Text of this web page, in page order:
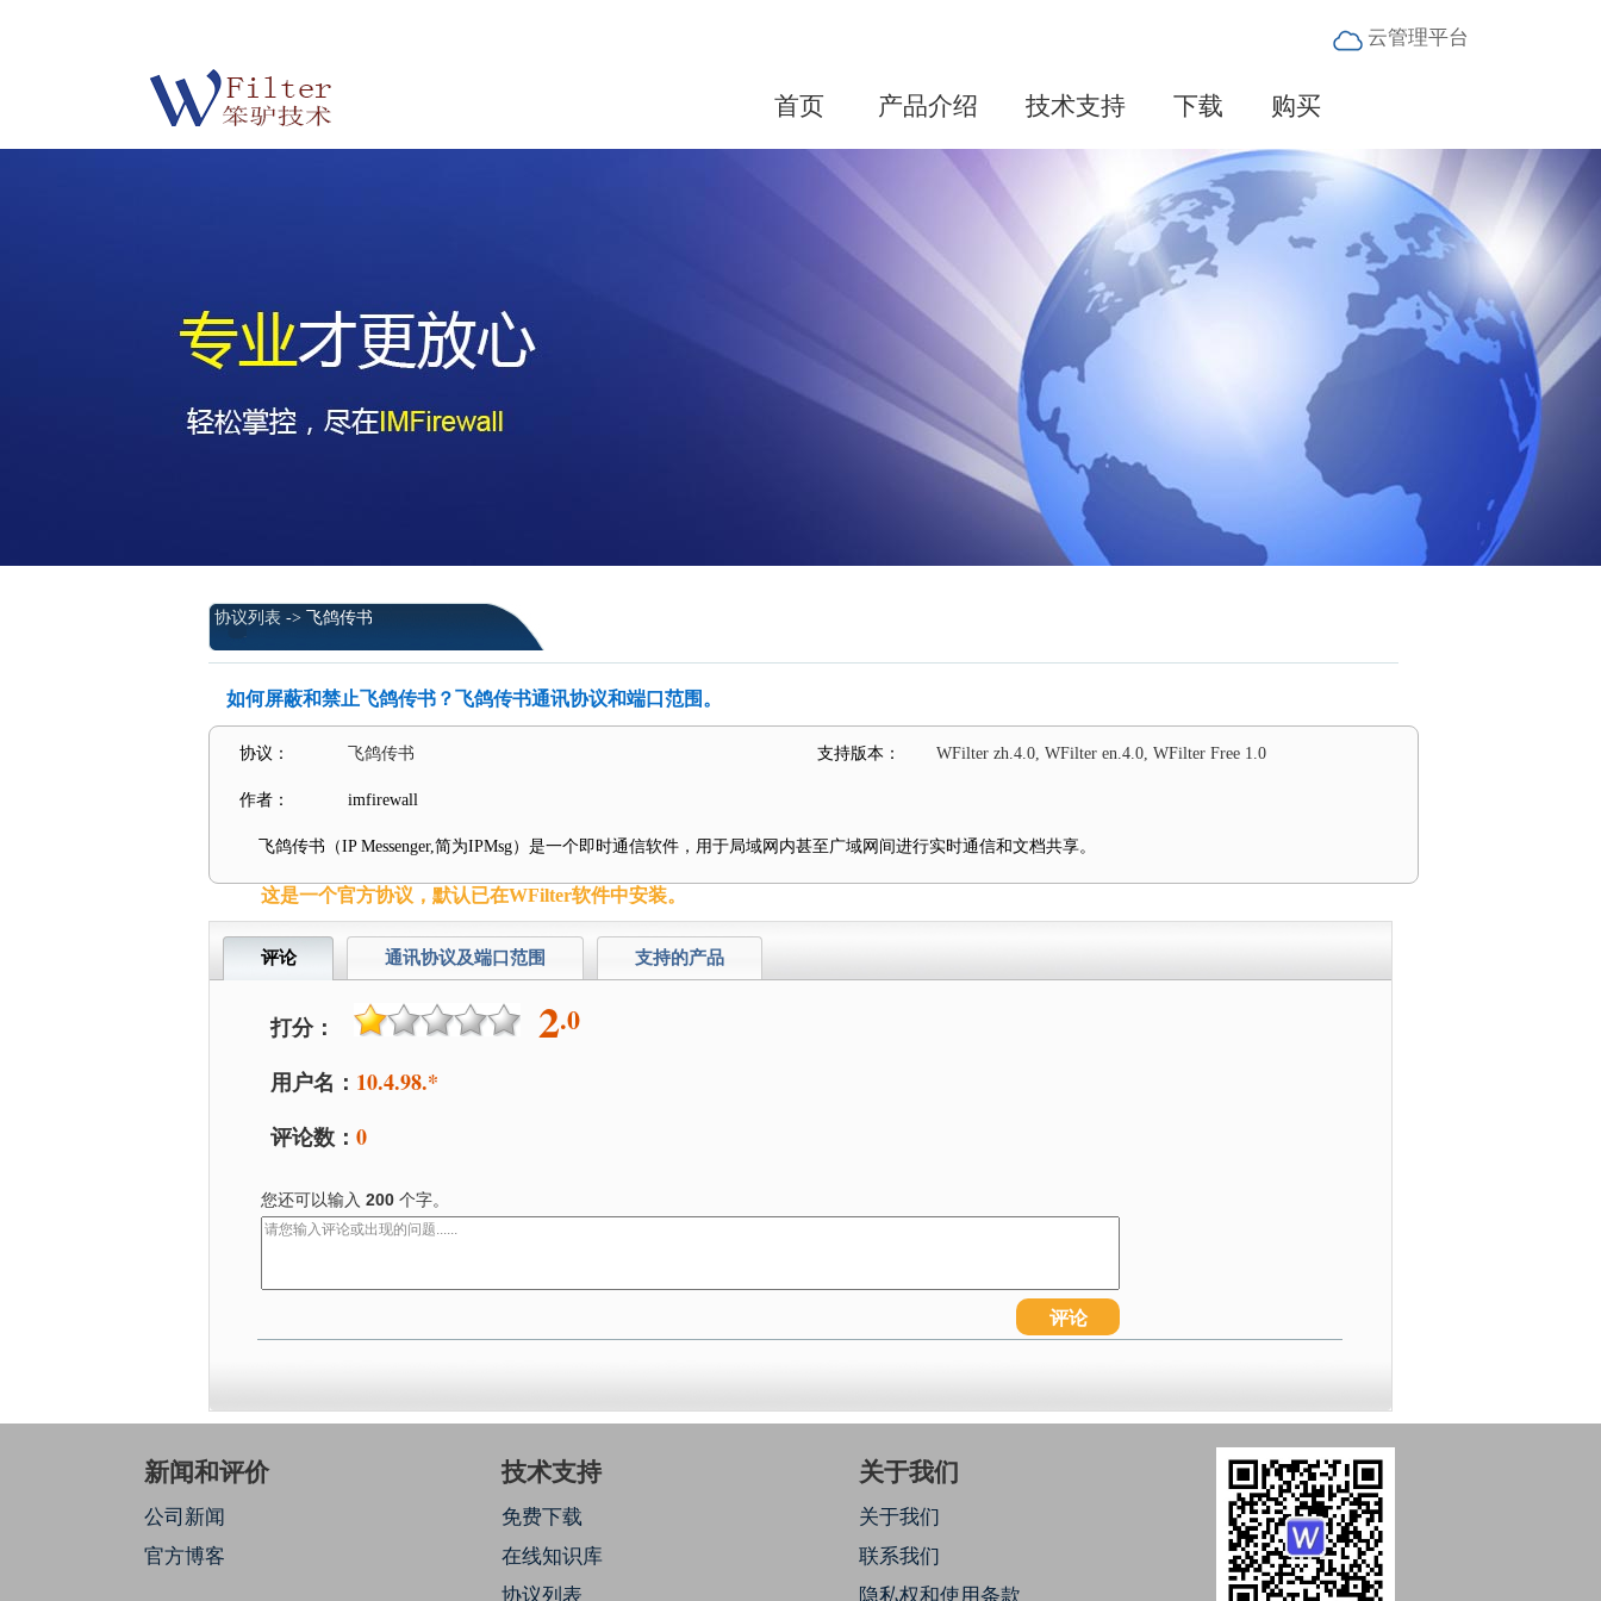
云管理平台
首页 产品介绍 技术支持 下载 购买
协议列表 -> 飞鸽传书
如何屏蔽和禁止飞鸽传书？飞鸽传书通讯协议和端口范围。
协议： 飞鸽传书 支持版本： WFilter zh.4.0, WFilter en.4.0, WFilter Free 1.0
作者： imfirewall
飞鸽传书（IP Messenger,简为IPMsg）是一个即时通信软件，用于局域网内甚至广域网间进行实时通信和文档共享。
这是一个官方协议，默认已在WFilter软件中安装。
评论 通讯协议及端口范围 支持的产品
打分： 2.0
用户名： 10.4.98.*
评论数：0
您还可以输入200 个字。
新闻和评价
公司新闻
官方博客
技术支持
免费下载
在线知识库
协议列表
关于我们
关于我们
联系我们
隐私权和使用条款